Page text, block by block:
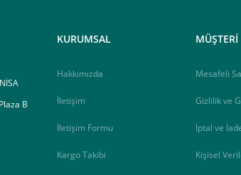
B
KURUMSAL
Hakkımızda
İletişim
İletişim Formu
Kargo Takibi
Mesafeli
Gizlilik ve
İptal ve
Kişisel